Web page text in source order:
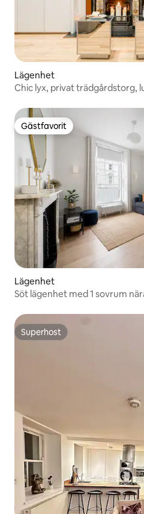
Lägenhet
Chic lyx, privat trädgårdstorg,
Gästfavorit
Gästfavorit
Lägenhet
Söt lägenhet med 1 sovrum
Superhost
Superhost